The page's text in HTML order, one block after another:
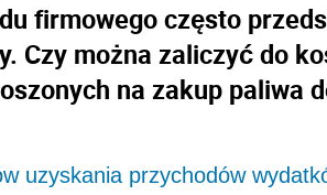
firmowego często
Czy można zaliczyć do
na zakup paliwa
uzyskania przychodów